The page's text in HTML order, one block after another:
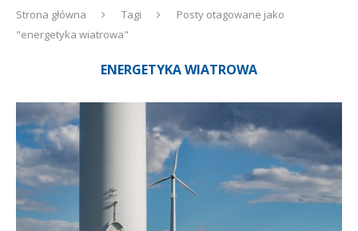
Strona główna Tagi
Posty otagowane jako
"energetyka wiatrowa"
ENERGETYKA WIATROWA